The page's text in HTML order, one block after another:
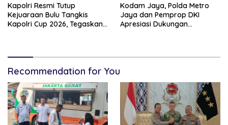
Kapolri Resmi Tutup
Kejuaraan Bulu Tangkis
Kapolri Cup 2026, Tegaskan
Kodam Jaya, Polda Metro
Jaya dan Pemprop DKI
Apresiasi Dukungan
Recommendation for You